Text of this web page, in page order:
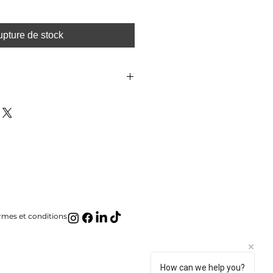
de stock
d’expédition varient en fonction
et conditions
How can we help you?